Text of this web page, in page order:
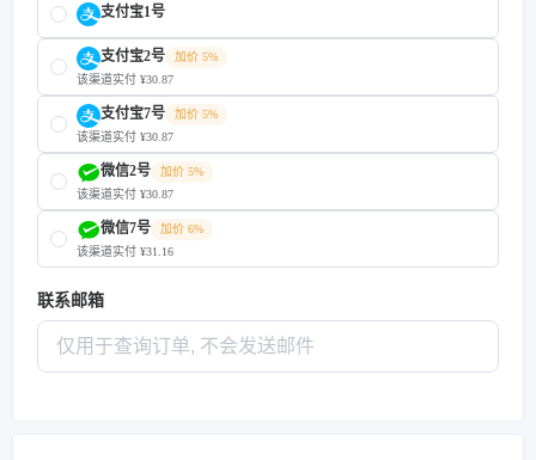
支付宝1号
支付宝2号
加价 5%
该渠道实付 ¥30.87
支付宝7号
加价 5%
该渠道实付 ¥30.87
微信2号
加价 5%
该渠道实付 ¥30.87
微信7号
加价 6%
该渠道实付 ¥31.16
联系邮箱